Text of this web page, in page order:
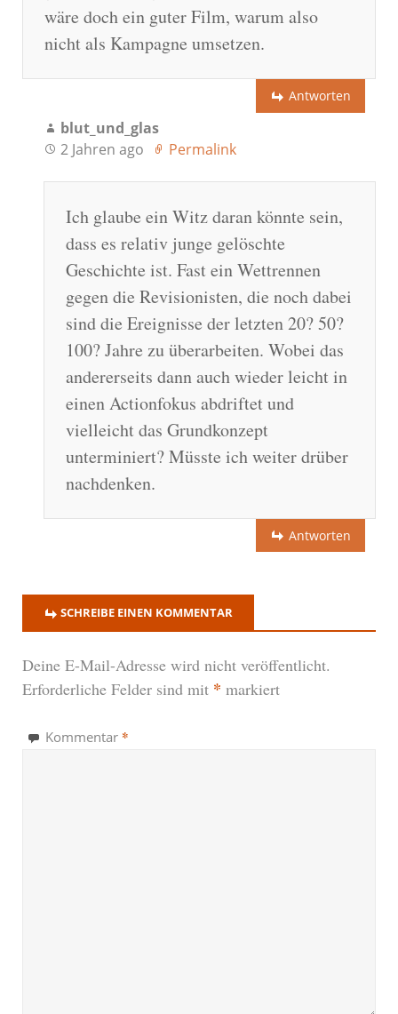
wäre doch ein guter Film, warum also
nicht als Kampagne umsetzen.
Antworten
blut_und_glas
2 Jahren ago
Permalink
Ich glaube ein Witz daran könnte sein,
dass es relativ junge gelöschte
Geschichte ist. Fast ein Wettrennen
gegen die Revisionisten, die noch dabei
sind die Ereignisse der letzten 20? 50?
100? Jahre zu überarbeiten. Wobei das
andererseits dann auch wieder leicht in
einen Actionfokus abdriftet und
vielleicht das Grundkonzept
unterminiert? Müsste ich weiter drüber
nachdenken.
Antworten
SCHREIBE EINEN KOMMENTAR
Deine E-Mail-Adresse wird nicht veröffentlicht.
Erforderliche Felder sind mit * markiert
Kommentar *